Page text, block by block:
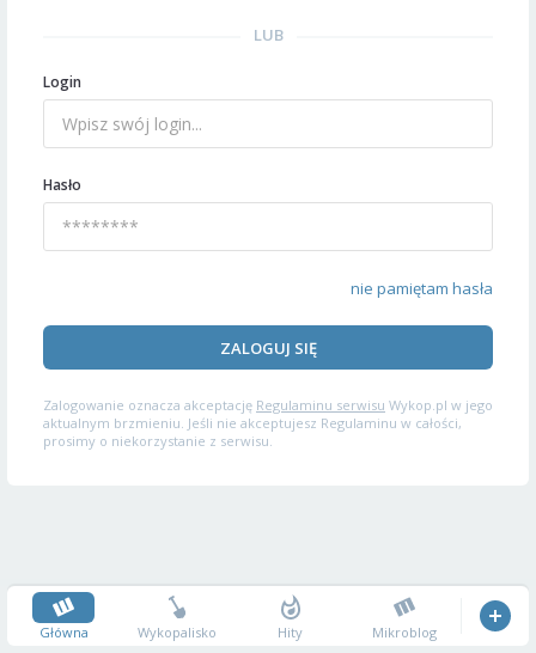
LUB
Login
Hasło
nie pamiętam hasła
ZALOGUJ SIĘ
Zalogowanie oznacza akceptację Regulaminu serwisu Wykop.pl w jego
aktualnym brzmieniu. Jeśli nie akceptujesz Regulaminu w całości,
prosimy o niekorzystanie z serwisu.
Główna Wykopalisko Hity Mikroblog